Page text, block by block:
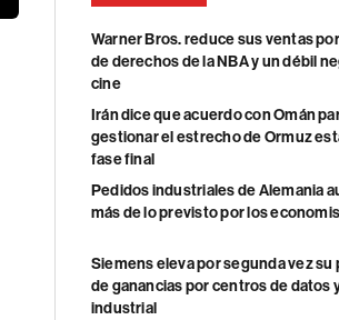
Warner Bros. reduce sus ventas
de derechos de la NBA y un débil
cine
Irán dice que acuerdo con Omán
gestionar el estrecho de Ormuz
fase final
Pedidos industriales de Alemania
más de lo previsto por los
Siemens eleva por segunda vez su
de ganancias por centros de datos
industrial